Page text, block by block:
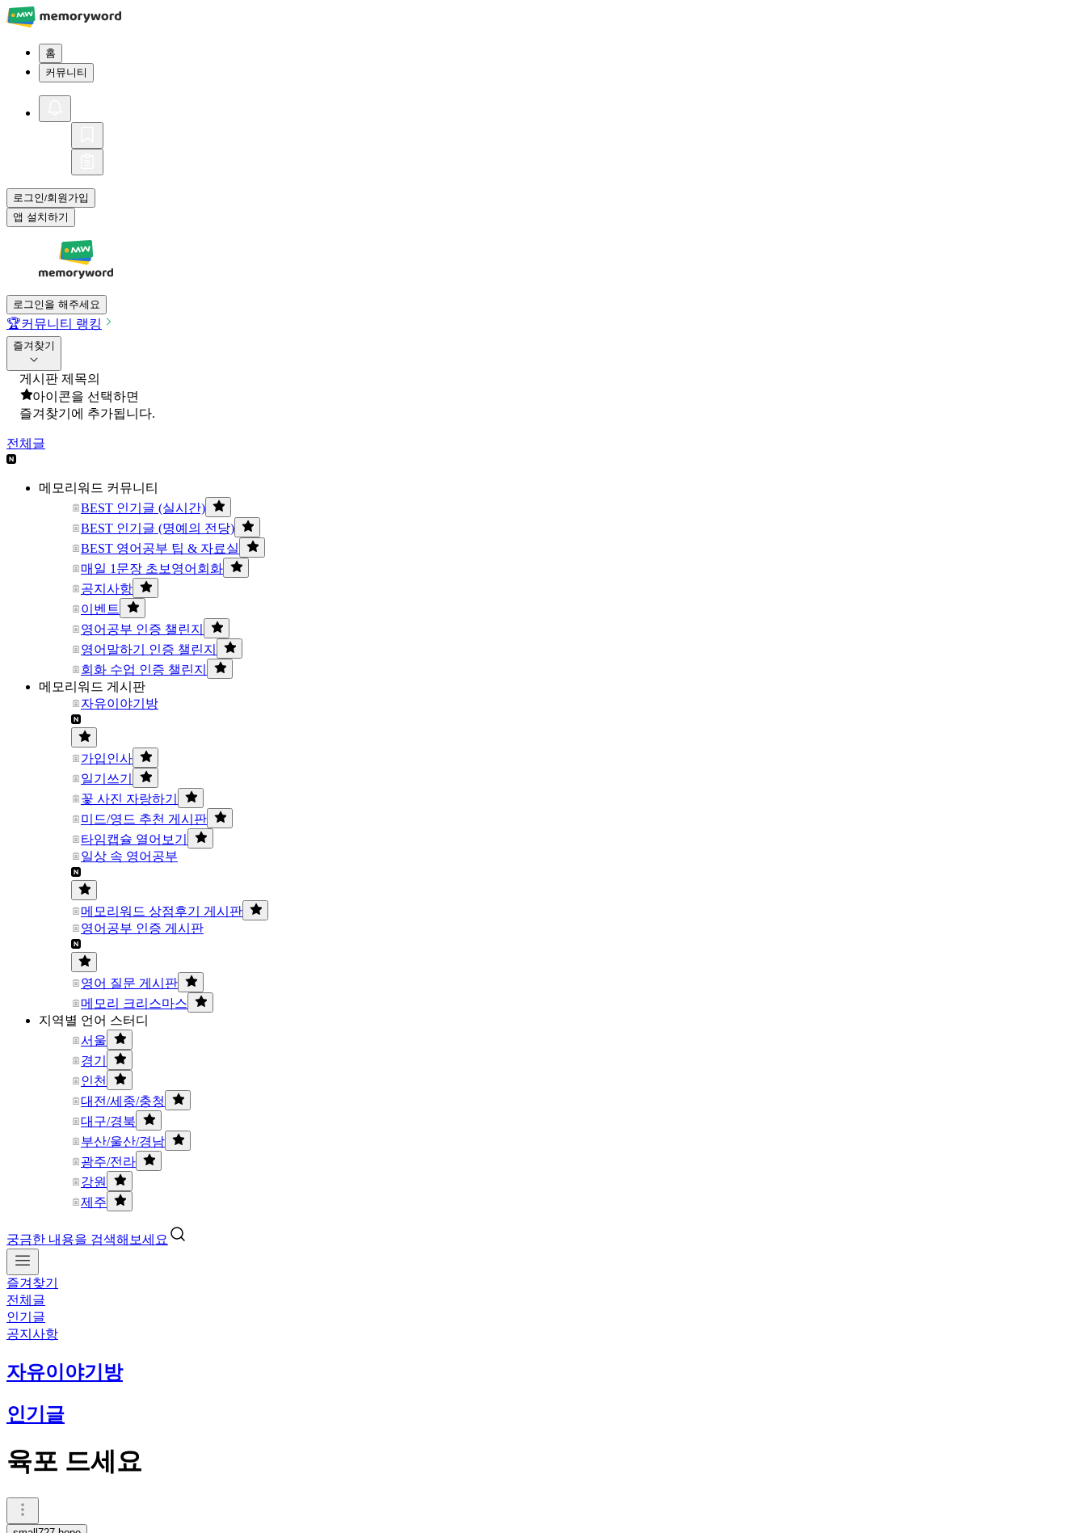
홈
커뮤니티
로그인/회원가입
앱 설치하기
로그인을 해주세요
🏆커뮤니티 랭킹
즐겨찾기
게시판 제목의
아이콘을 선택하면
즐겨찾기에 추가됩니다.
전체글
메모리워드 커뮤니티
BEST 인기글 (실시간)
BEST 인기글 (명예의 전당)
BEST 영어공부 팁 & 자료실
매일 1문장 초보영어회화
공지사항
이벤트
영어공부 인증 챌린지
영어말하기 인증 챌린지
회화 수업 인증 챌린지
메모리워드 게시판
자유이야기방
가입인사
일기쓰기
꽃 사진 자랑하기
미드/영드 추천 게시판
타임캡슐 열어보기
일상 속 영어공부
메모리워드 상점후기 게시판
영어공부 인증 게시판
영어 질문 게시판
메모리 크리스마스
지역별 언어 스터디
서울
경기
인천
대전/세종/충청
대구/경북
부산/울산/경남
광주/전라
강원
제주
궁금한 내용을 검색해보세요
즐겨찾기
전체글
인기글
공지사항
자유이야기방
인기글
육포 드세요